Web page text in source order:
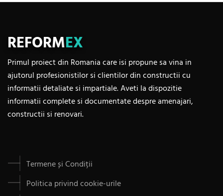
REFORMEX
Primul proiect din Romania care isi propune sa vina in
ajutorul profesionistilor si clientilor din constructii cu
informatii detaliate si impartiale. Aveti la dispozitie
informatii complete si documentate despre amenajari,
constructii si renovari.
Termene și Condiții
Politica privind cookie-urile